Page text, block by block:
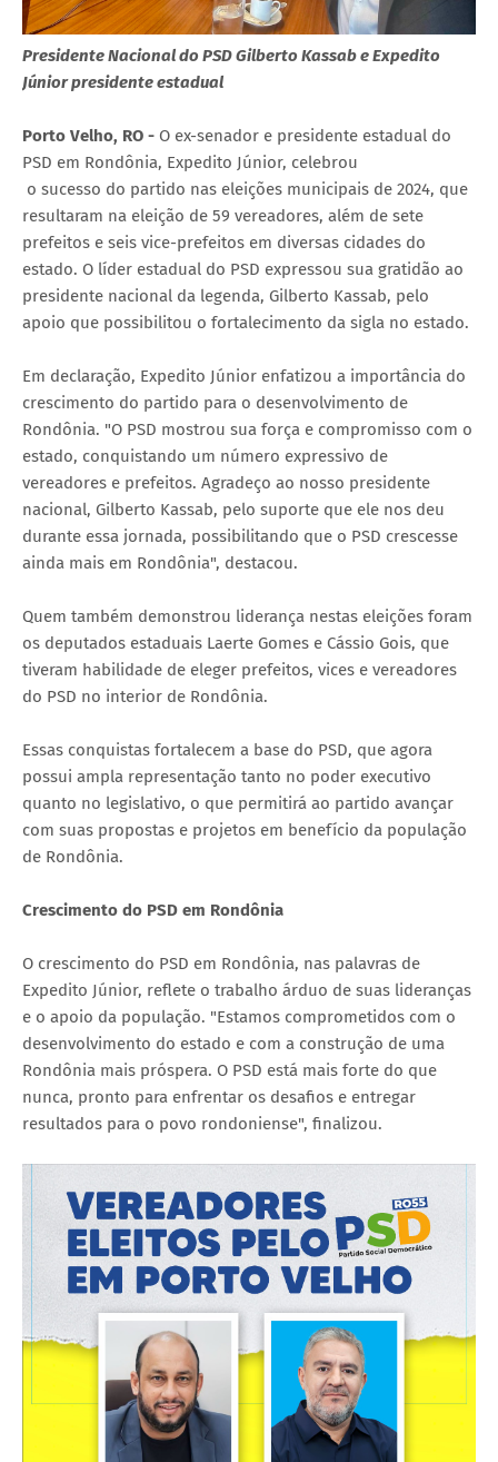
Presidente Nacional do PSD Gilberto Kassab e Expedito
Júnior presidente estadual
Porto Velho, RO - O ex-senador e presidente estadual do
PSD em Rondônia, Expedito Júnior, celebrou
o sucesso do partido nas eleições municipais de 2024, que
resultaram na eleição de 59 vereadores, além de sete
prefeitos e seis vice-prefeitos em diversas cidades do
estado. O líder estadual do PSD expressou sua gratidão ao
presidente nacional da legenda, Gilberto Kassab, pelo
apoio que possibilitou o fortalecimento da sigla no estado.
Em declaração, Expedito Júnior enfatizou a importância do
crescimento do partido para o desenvolvimento de
Rondônia. "O PSD mostrou sua força e compromisso com o
estado, conquistando um número expressivo de
vereadores e prefeitos. Agradeço ao nosso presidente
nacional, Gilberto Kassab, pelo suporte que ele nos deu
durante essa jornada, possibilitando que o PSD crescesse
ainda mais em Rondônia", destacou.
Quem também demonstrou liderança nestas eleições foram
os deputados estaduais Laerte Gomes e Cássio Gois, que
tiveram habilidade de eleger prefeitos, vices e vereadores
do PSD no interior de Rondônia.
Essas conquistas fortalecem a base do PSD, que agora
possui ampla representação tanto no poder executivo
quanto no legislativo, o que permitirá ao partido avançar
com suas propostas e projetos em benefício da população
de Rondônia.
Crescimento do PSD em Rondônia
O crescimento do PSD em Rondônia, nas palavras de
Expedito Júnior, reflete o trabalho árduo de suas lideranças
e o apoio da população. "Estamos comprometidos com o
desenvolvimento do estado e com a construção de uma
Rondônia mais próspera. O PSD está mais forte do que
nunca, pronto para enfrentar os desafios e entregar
resultados para o povo rondoniense", finalizou.